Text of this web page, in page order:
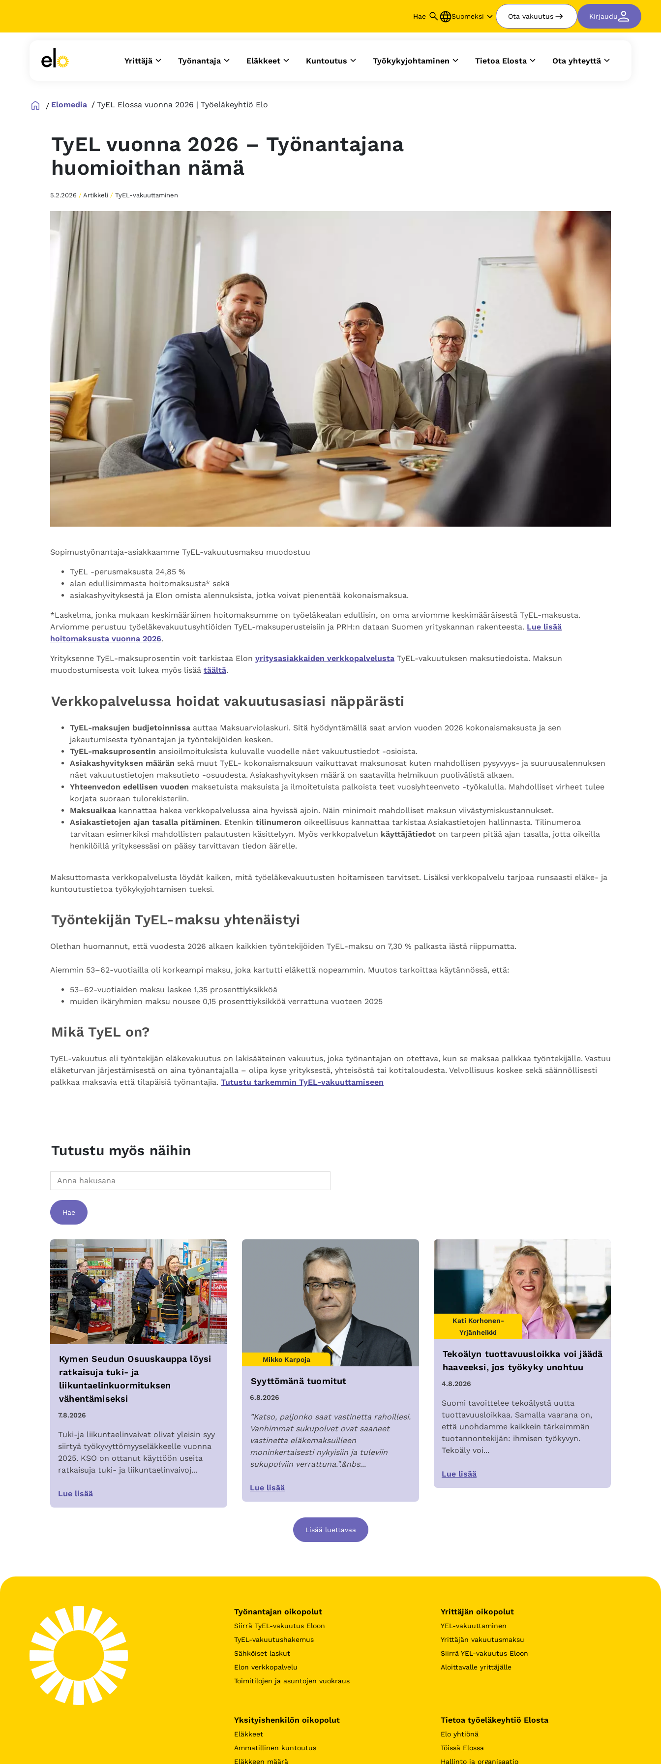
Suomeksi Ota vakuutus Kirjaudu
Yrittäjä Työnantaja Eläkkeet Kuntoutus Työkykyjohtaminen Tietoa Elosta Ota yhteyttä
Elomedia TyEL Elossa vuonna 2026 | Työeläkeyhtiö Elo
TyEL vuonna 2026 – Työnantajana
huomioithan nämä
5.2.2026 / Artikkeli / TyEL-vakuuttaminen
Sopimustyönantaja-asiakkaamme TyEL-vakuutusmaksu muodostuu
TyEL -perusmaksusta 24,85 %
alan edullisimmasta hoitomaksusta* sekä
asiakashyvityksestä ja Elon omista alennuksista, jotka voivat pienentää kokonaismaksua.
*Laskelma, jonka mukaan keskimääräinen hoitomaksumme on työeläkealan edullisin, on oma arviomme keskimääräisestä TyEL-maksusta.
Arviomme perustuu työeläkevakuutusyhtiöiden TyEL-maksuperusteisiin ja PRH:n dataan Suomen yrityskannan rakenteesta. Lue lisää
hoitomaksusta vuonna 2026.
Yrityksenne TyEL-maksuprosentin voit tarkistaa Elon yritysasiakkaiden verkkopalvelusta TyEL-vakuutuksen maksutiedoista. Maksun
muodostumisesta voit lukea myös lisää täältä.
Verkkopalvelussa hoidat vakuutusasiasi näppärästi
TyEL-maksujen budjetoinnissa auttaa Maksuarviolaskuri. Sitä hyödyntämällä saat arvion vuoden 2026 kokonaismaksusta ja sen
jakautumisesta työnantajan ja työntekijöiden kesken.
TyEL-maksuprosentin ansioilmoituksista kuluvalle vuodelle näet vakuutustiedot -osioista.
Asiakashyvityksen määrän sekä muut TyEL- kokonaismaksuun vaikuttavat maksunosat kuten mahdollisen pysyvyys- ja suuruusalennuksen
näet vakuutustietojen maksutieto -osuudesta. Asiakashyvityksen määrä on saatavilla helmikuun puolivälistä alkaen.
Yhteenvedon edellisen vuoden maksetuista maksuista ja ilmoitetuista palkoista teet vuosiyhteenveto -työkalulla. Mahdolliset virheet tulee
korjata suoraan tulorekisteriin.
Maksuaikaa kannattaa hakea verkkopalvelussa aina hyvissä ajoin. Näin minimoit mahdolliset maksun viivästymiskustannukset.
Asiakastietojen ajan tasalla pitäminen. Etenkin tilinumeron oikeellisuus kannattaa tarkistaa Asiakastietojen hallinnasta. Tilinumeroa
tarvitaan esimerkiksi mahdollisten palautusten käsittelyyn. Myös verkkopalvelun käyttäjätiedot on tarpeen pitää ajan tasalla, jotta oikeilla
henkilöillä yrityksessäsi on pääsy tarvittavan tiedon äärelle.
Maksuttomasta verkkopalvelusta löydät kaiken, mitä työeläkevakuutusten hoitamiseen tarvitset. Lisäksi verkkopalvelu tarjoaa runsaasti eläke- ja
kuntoutustietoa työkykyjohtamisen tueksi.
Työntekijän TyEL-maksu yhtenäistyi
Olethan huomannut, että vuodesta 2026 alkaen kaikkien työntekijöiden TyEL-maksu on 7,30 % palkasta iästä riippumatta.
Aiemmin 53–62-vuotiailla oli korkeampi maksu, joka kartutti eläkettä nopeammin. Muutos tarkoittaa käytännössä, että:
53–62-vuotiaiden maksu laskee 1,35 prosenttiyksikköä
muiden ikäryhmien maksu nousee 0,15 prosenttiyksikköä verrattuna vuoteen 2025
Mikä TyEL on?
TyEL-vakuutus eli työntekijän eläkevakuutus on lakisääteinen vakuutus, joka työnantajan on otettava, kun se maksaa palkkaa työntekijälle. Vastuu
eläketurvan järjestämisestä on aina työnantajalla – olipa kyse yrityksestä, yhteisöstä tai kotitaloudesta. Velvollisuus koskee sekä säännöllisesti
palkkaa maksavia että tilapäisiä työnantajia. Tutustu tarkemmin TyEL-vakuuttamiseen
Tutustu myös näihin
Hae
Kymen Seudun Osuuskauppa löysi
ratkaisuja tuki- ja
liikuntaelinkuormituksen
vähentämiseksi
7.8.2026
Tuki-ja liikuntaelinvaivat olivat yleisin syy
siirtyä työkyvyttömyyseläkkeelle vuonna
2025. KSO on ottanut käyttöön useita
ratkaisuja tuki- ja liikuntaelinvaivoj...
Lue lisää
Mikko Karpoja
Syyttömänä tuomitut
6.8.2026
”Katso, paljonko saat vastinetta rahoillesi.
Vanhimmat sukupolvet ovat saaneet
vastinetta eläkemaksuilleen
moninkertaisesti nykyisiin ja tuleviin
sukupolviin verrattuna.”.&nbs...
Lue lisää
Kati Korhonen-
Yrjänheikki
Tekoälyn tuottavuusloikka voi jäädä
haaveeksi, jos työkyky unohtuu
4.8.2026
Suomi tavoittelee tekoälystä uutta
tuottavuusloikkaa. Samalla vaarana on,
että unohdamme kaikkein tärkeimmän
tuotannontekijän: ihmisen työkyvyn.
Tekoäly voi...
Lue lisää
Lisää luettavaa
Työnantajan oikopolut
Siirrä TyEL-vakuutus Eloon
TyEL-vakuutushakemus
Sähköiset laskut
Elon verkkopalvelu
Toimitilojen ja asuntojen vuokraus
Yrittäjän oikopolut
YEL-vakuuttaminen
Yrittäjän vakuutusmaksu
Siirrä YEL-vakuutus Eloon
Aloittavalle yrittäjälle
Yksityishenkilön oikopolut
Eläkkeet
Ammatillinen kuntoutus
Eläkkeen määrä
Tietoa työeläkeyhtiö Elosta
Elo yhtiönä
Töissä Elossa
Hallinto ja organisaatio